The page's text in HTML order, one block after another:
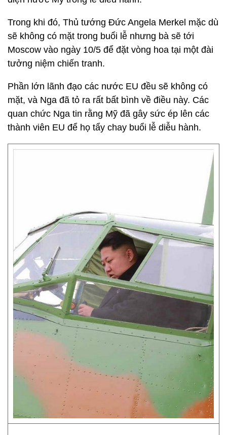
Trong khi đó, Thủ tướng Đức Angela Merkel mặc dù
sẽ không có mặt trong buổi lễ nhưng bà sẽ tới
Moscow vào ngày 10/5 để đặt vòng hoa tại một đài
tưởng niệm chiến tranh.
Phần lớn lãnh đạo các nước EU đều sẽ không có
mặt, và Nga đã tỏ ra rất bất bình về điều này. Các
quan chức Nga tin rằng Mỹ đã gây sức ép lên các
thành viên EU để họ tẩy chay buổi lễ diễu hành.